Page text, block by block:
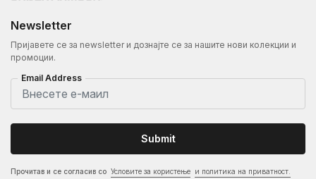
Newsletter
Пријавете се за newsletter и дознајте се за нашите нови колекции и
промоции.
Email Address
Submit
Прочитав и се согласив со Условите за користење и политика на приватност.